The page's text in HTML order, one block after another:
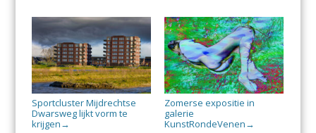
Sportcluster Mijdrechtse
Dwarsweg lijkt vorm te
krijgen →
Zomerse expositie in
galerie
KunstRondeVenen →